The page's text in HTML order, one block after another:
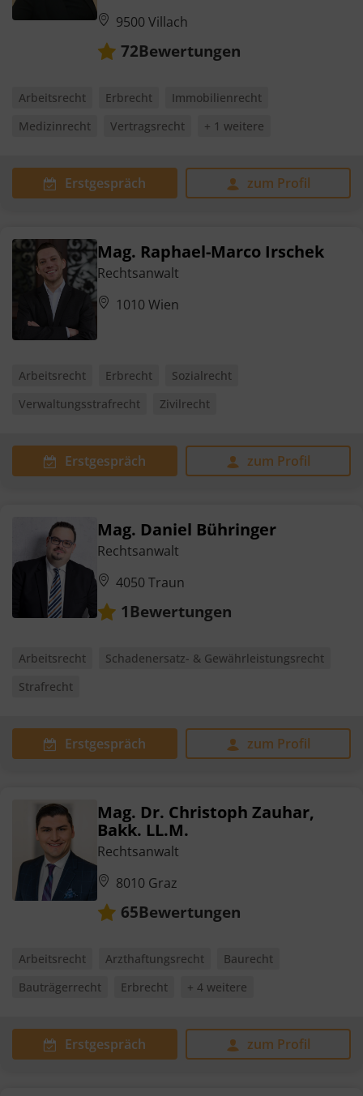
9500 Villach
72Bewertungen
Arbeitsrecht Erbrecht
Immobilienrecht
Medizinrecht
Vertragsrecht + 1 weitere
Erstgespräch zum Profil
Mag. Raphael-Marco Irschek
Rechtsanwalt
1010 Wien
Arbeitsrecht Erbrecht
Sozialrecht
Verwaltungsstrafrecht
Zivilrecht
Erstgespräch zum Profil
Mag. Daniel Bühringer
Rechtsanwalt
4050 Traun
1Bewertungen
Arbeitsrecht
Schadenersatz- & Gewährleistungsrecht
Strafrecht
Erstgespräch zum Profil
Mag. Dr. Christoph Zauhar,
Bakk. LL.M.
Rechtsanwalt
8010 Graz
65Bewertungen
Arbeitsrecht Arzthaftungsrecht
Baurecht
Bauträgerrecht
Erbrecht + 4 weitere
Erstgespräch zum Profil